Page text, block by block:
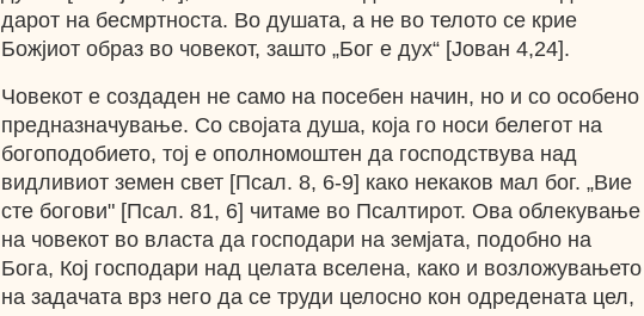
дарот на бесмртноста. Во душата, а не во телото се крие
Божјиот образ во човекот, зашто „Бог е дух“ [Јован 4,24].
Човекот е создаден не само на посебен начин, но и со особено
предназначување. Со својата душа, која го носи белегот на
богоподобието, тој е ополномоштен да господствува над
видливиот земен свет [Псал. 8, 6-9] како некаков мал бог. „Вие
сте богови" [Псал. 81, 6] читаме во Псалтирот. Ова облекување
на човекот во власта да господари на земјата, подобно на
Бога, Кој господари над целата вселена, како и возложувањето
на задачата врз него да се труди целосно кон одредената цел,